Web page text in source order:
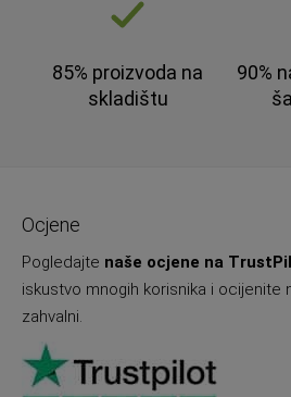
85% proizvoda na
skladištu
90%
Ocjene
Pogledajte naše ocjene na
iskustvo mnogih korisnika i ocijenite
zahvalni.